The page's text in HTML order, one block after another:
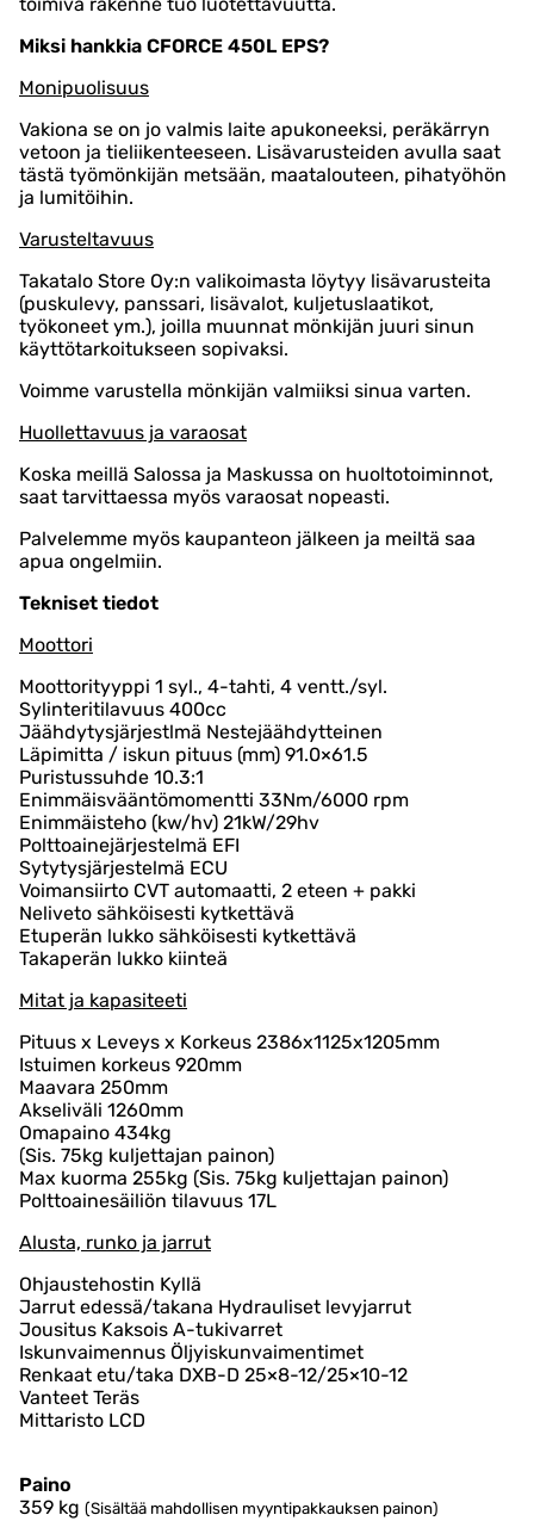
toimiva rakenne tuo luotettavuutta.
Miksi hankkia CFORCE 450L EPS?
Monipuolisuus
Vakiona se on jo valmis laite apukoneeksi, peräkärryn
vetoon ja tieliikenteeseen. Lisävarusteiden avulla saat
tästä työmönkijän metsään, maatalouteen, pihatyöhön
ja lumitöihin.
Varusteltavuus
Takatalo Store Oy:n valikoimasta löytyy lisävarusteita
(puskulevy, panssari, lisävalot, kuljetuslaatikot,
työkoneet ym.), joilla muunnat mönkijän juuri sinun
käyttötarkoitukseen sopivaksi.
Voimme varustella mönkijän valmiiksi sinua varten.
Huollettavuus ja varaosat
Koska meillä Salossa ja Maskussa on huoltotoiminnot,
saat tarvittaessa myös varaosat nopeasti.
Palvelemme myös kaupanteon jälkeen ja meiltä saa
apua ongelmiin.
Tekniset tiedot
Moottori
Moottorityyppi 1 syl., 4-tahti, 4 ventt./syl.
Sylinteritilavuus 400cc
Jäähdytysjärjestlmä Nestejäähdytteinen
Läpimitta / iskun pituus (mm) 91.0×61.5
Puristussuhde 10.3:1
Enimmäisvääntömomentti 33Nm/6000 rpm
Enimmäisteho (kw/hv) 21kW/29hv
Polttoainejärjestelmä EFI
Sytytysjärjestelmä ECU
Voimansiirto CVT automaatti, 2 eteen + pakki
Neliveto sähköisesti kytkettävä
Etuperän lukko sähköisesti kytkettävä
Takaperän lukko kiinteä
Mitat ja kapasiteeti
Pituus x Leveys x Korkeus 2386x1125x1205mm
Istuimen korkeus 920mm
Maavara 250mm
Akseliväli 1260mm
Omapaino 434kg
(Sis. 75kg kuljettajan painon)
Max kuorma 255kg (Sis. 75kg kuljettajan painon)
Polttoainesäiliön tilavuus 17L
Alusta, runko ja jarrut
Ohjaustehostin Kyllä
Jarrut edessä/takana Hydrauliset levyjarrut
Jousitus Kaksois A-tukivarret
Iskunvaimennus Öljyiskunvaimentimet
Renkaat etu/taka DXB-D 25×8-12/25×10-12
Vanteet Teräs
Mittaristo LCD
Paino
359 kg (Sisältää mahdollisen myyntipakkauksen painon)